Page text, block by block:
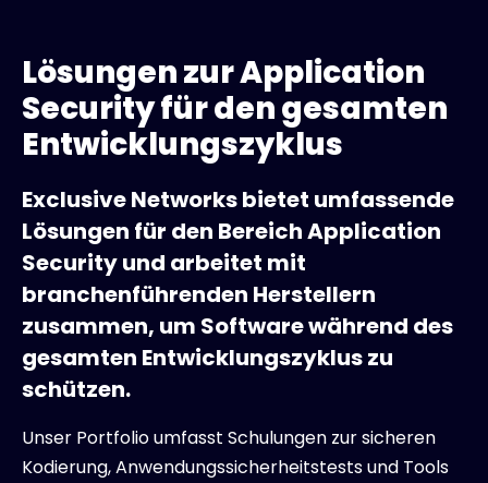
Lösungen zur Application
Security für den gesamten
Entwicklungszyklus
Exclusive Networks bietet umfassende
Lösungen für den Bereich Application
Security und arbeitet mit
branchenführenden Herstellern
zusammen, um Software während des
gesamten Entwicklungszyklus zu
schützen.
Unser Portfolio umfasst Schulungen zur sicheren
Kodierung, Anwendungssicherheitstests und Tools